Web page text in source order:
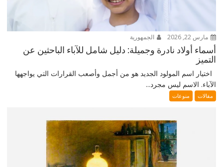
مارس 22, 2026 الجمهورية
أسماء أولاد نادرة وجميلة: دليل شامل للآباء الباحثين عن
التميز
اختيار اسم المولود الجديد هو من أجمل وأصعب القرارات التي يواجهها
الآباء. الاسم ليس مجرد...
مقالات منوعات